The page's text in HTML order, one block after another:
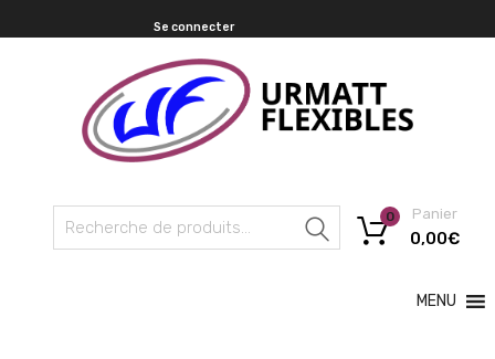
Se connecter
Recherche
Panier
0,00€
0
MENU